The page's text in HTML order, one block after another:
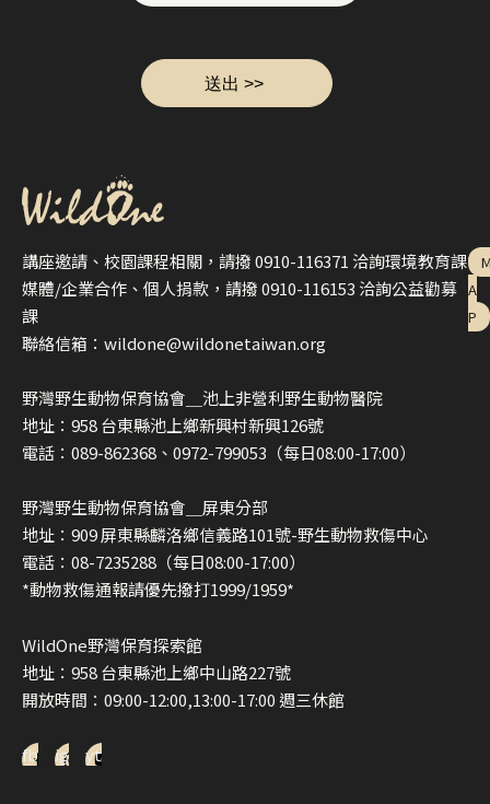
講座邀請、校園課程相關，請撥 0910-116371 洽詢環境教育課
媒體/企業合作、個人捐款，請撥 0910-116153 洽詢公益勸募
課
聯絡信箱：wildone@wildonetaiwan.org
野灣野生動物保育協會＿池上非營利野生動物醫院
地址：958 台東縣池上鄉新興村新興126號
電話：089-862368、0972-799053（每日08:00-17:00）
野灣野生動物保育協會＿屏東分部
地址：909 屏東縣麟洛鄉信義路101號-野生動物救傷中心
電話：08-7235288（每日08:00-17:00）
*動物救傷通報請優先撥打1999/1959*
WildOne野灣保育探索館
地址：958 台東縣池上鄉中山路227號
開放時間：09:00-12:00,13:00-17:00 週三休館
A
P
fb ig yt